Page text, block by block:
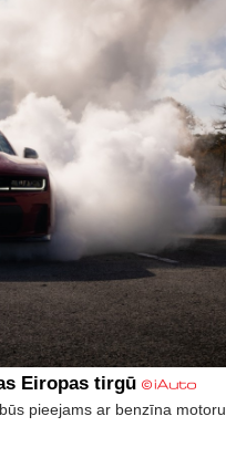
Eiropas tirgū
pieejams ar benzīna motoru